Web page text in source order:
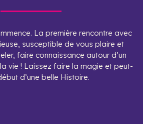
La première rencontre avec
susceptible de vous plaire et
faire connaissance autour d’un
vie ! Laissez faire la magie et peut-
d’une belle Histoire.